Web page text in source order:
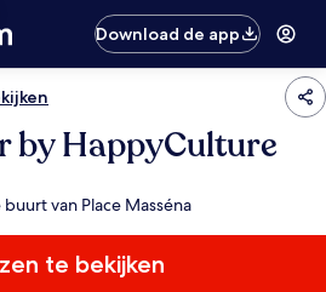
Download de app
by HappyCulture
van Place Masséna
te bekijken